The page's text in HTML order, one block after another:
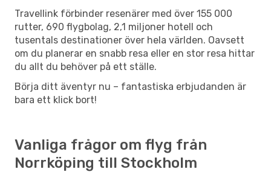
Travellink förbinder resenärer med över 155 000
rutter, 690 flygbolag, 2,1 miljoner hotell och
tusentals destinationer över hela världen. Oavsett
om du planerar en snabb resa eller en stor resa hittar
du allt du behöver på ett ställe.
Börja ditt äventyr nu – fantastiska erbjudanden är
bara ett klick bort!
Vanliga frågor om flyg från
Norrköping till Stockholm